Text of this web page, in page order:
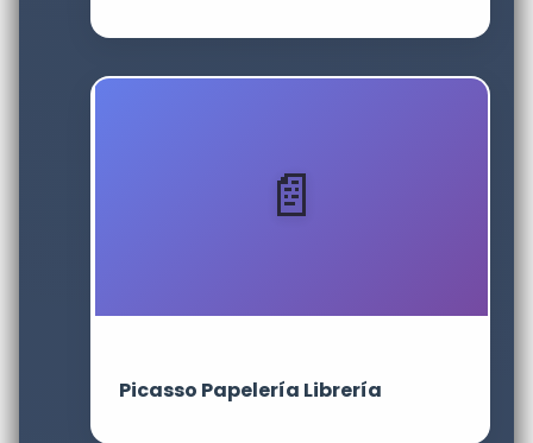
Picasso Papelería Librería